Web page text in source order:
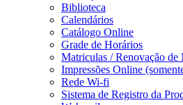
Biblioteca
Calendários
Catálogo Online
Grade de Horários
Matriculas / Renovação de
Impressões Online
Rede Wi-fi
Sistema de Registro da